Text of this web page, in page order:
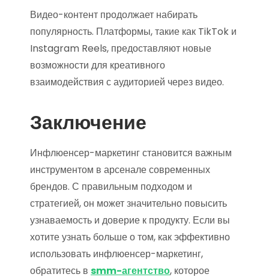
Видео-контент продолжает набирать
популярность. Платформы, такие как TikTok и
Instagram Reels, предоставляют новые
возможности для креативного
взаимодействия с аудиторией через видео.
Заключение
Инфлюенсер-маркетинг становится важным
инструментом в арсенале современных
брендов. С правильным подходом и
стратегией, он может значительно повысить
узнаваемость и доверие к продукту. Если вы
хотите узнать больше о том, как эффективно
использовать инфлюенсер-маркетинг,
обратитесь в smm-агентство, которое